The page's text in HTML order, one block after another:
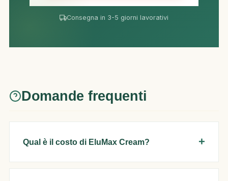
Consegna in 3-5 giorni lavorativi
Domande frequenti
Qual è il costo di EluMax Cream?